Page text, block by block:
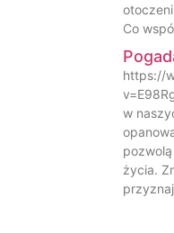
Co
https://
w
życia.